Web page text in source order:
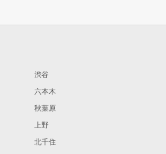
渋谷
六本木
秋葉原
上野
北千住